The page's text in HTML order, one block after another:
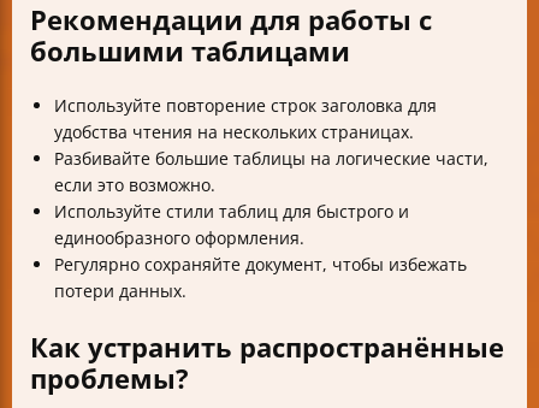
Рекомендации для работы с
большими таблицами
Используйте повторение строк заголовка для
удобства чтения на нескольких страницах.
Разбивайте большие таблицы на логические части,
если это возможно.
Используйте стили таблиц для быстрого и
единообразного оформления.
Регулярно сохраняйте документ, чтобы избежать
потери данных.
Как устранить распространённые
проблемы?